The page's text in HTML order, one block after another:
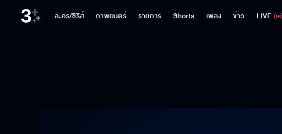
ละคร/ซีรีส์ ภาพยนตร์ รายการ Shorts เพลง ข่าว LIVE